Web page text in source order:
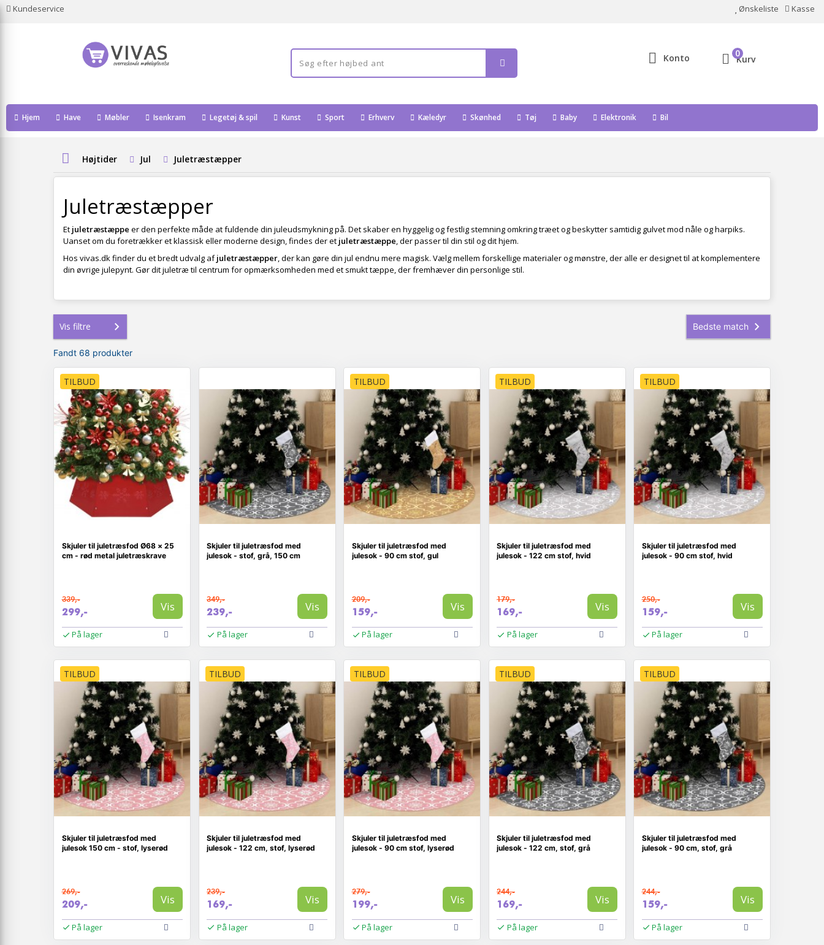
Kundeservice Ønskeliste Kasse
Konto Kurv
0
Hjem Have Møbler Isenkram Legetøj & spil Kunst Sport Erhverv Kæledyr Skønhed Tøj Baby Elektronik Bil
Højtider Jul Juletræstæpper
Juletræstæpper
Et juletræstæppe er den perfekte måde at fuldende din juleudsmykning på. Det skaber en hyggelig og festlig stemning omkring træet og beskytter samtidig gulvet mod nåle og harpiks.
Uanset om du foretrækker et klassisk eller moderne design, findes der et juletræstæppe, der passer til din stil og dit hjem.
Hos vivas.dk finder du et bredt udvalg afjuletræstæpper, der kan gøre din jul endnu mere magisk. Vælg mellem forskellige materialer og mønstre, der alle er designet til at komplementere
din øvrige julepynt. Gør dit juletræ til centrum for opmærksomheden med et smukt tæppe, der fremhæver din personlige stil.
Vis filtre
Fandt 68 produkter
TILBUD
Skjuler til juletræsfod Ø68 × 25
cm - rød metal juletræskrave
339,-
299,- Vis
På lager
Skjuler til juletræsfod med
julesok - stof, grå, 150 cm
349,-
239,- Vis
På lager
TILBUD
Skjuler til juletræsfod med
julesok - 90 cm stof, gul
209,-
159,- Vis
På lager
TILBUD
Skjuler til juletræsfod med
julesok - 122 cm stof, hvid
179,-
169,- Vis
På lager
TILBUD
Skjuler til juletræsfod med
julesok - 90 cm stof, hvid
250,-
159,- Vis
På lager
TILBUD
Skjuler til juletræsfod med
julesok 150 cm - stof, lyserød
269,-
209,- Vis
På lager
TILBUD
Skjuler til juletræsfod med
julesok - 122 cm, stof, lyserød
239,-
169,- Vis
På lager
TILBUD
Skjuler til juletræsfod med
julesok - 90 cm stof, lyserød
279,-
199,- Vis
På lager
TILBUD
Skjuler til juletræsfod med
julesok - 122 cm, stof, grå
244,-
169,- Vis
På lager
TILBUD
Skjuler til juletræsfod med
julesok - 90 cm, stof, grå
244,-
159,- Vis
På lager